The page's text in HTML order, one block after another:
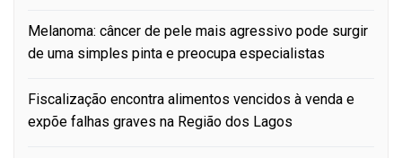
Melanoma: câncer de pele mais agressivo pode surgir
de uma simples pinta e preocupa especialistas
Fiscalização encontra alimentos vencidos à venda e
expõe falhas graves na Região dos Lagos